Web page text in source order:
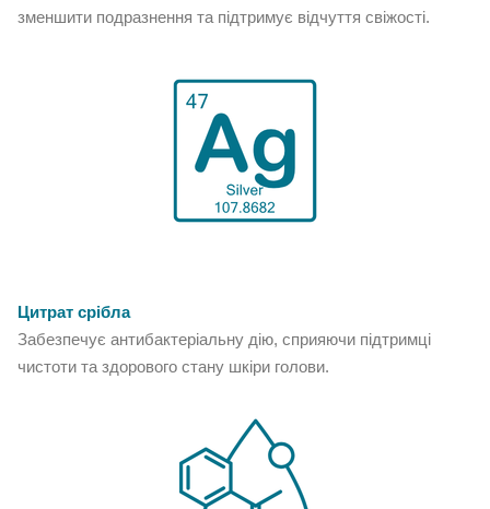
зменшити подразнення та підтримує відчуття свіжості.
Цитрат срібла
Забезпечує антибактеріальну дію, сприяючи підтримці
чистоти та здорового стану шкіри голови.